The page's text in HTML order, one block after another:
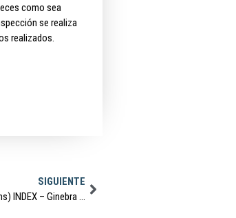
como sea
se realiza
realizados.
SIGUIENTE
FD Textil presente en la feria de los no-tejidos (nonwovens) INDEX – Ginebra Octubre 2021